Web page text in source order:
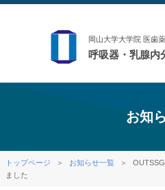
岡山大学大学院 医歯
呼吸器・乳腺内
お知
トップページ ＞ お知らせ一覧 ＞
ました